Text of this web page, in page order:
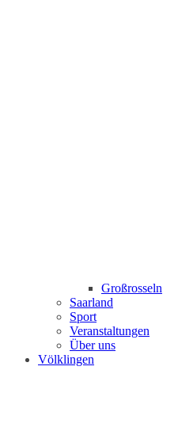
Großrosseln
Saarland
Sport
Veranstaltungen
Über uns
Völklingen